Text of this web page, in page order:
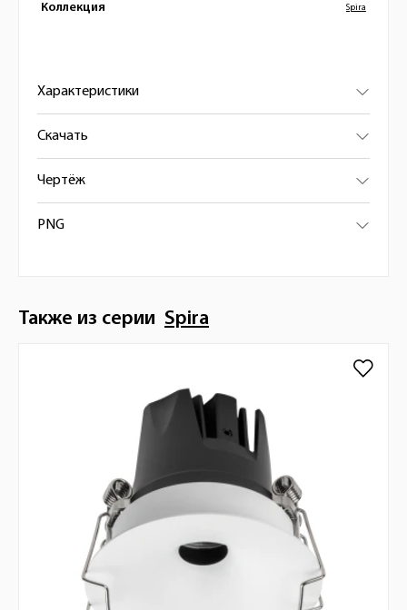
Коллекция Spira
Характеристики
Скачать
Чертёж
PNG
Также из серии Spira